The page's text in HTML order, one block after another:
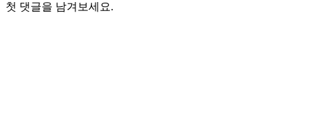
첫 댓글을 남겨보세요.